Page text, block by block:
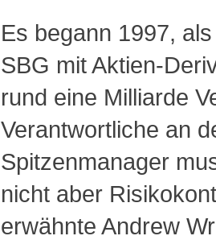
Es begann 1997,
SBG mit Aktien-
rund eine Milliarde
Verantwortliche an
Spitzenmanager
nicht aber
erwähnte Andrew